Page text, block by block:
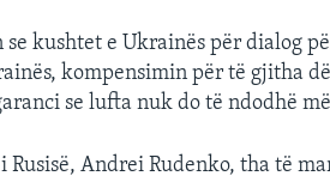
kushtet e Ukrainës për dialog
kompensimin për të gjitha
se lufta nuk do të ndodhë
Rusisë, Andrei Rudenko, tha të